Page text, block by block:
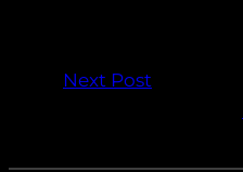
Next Post